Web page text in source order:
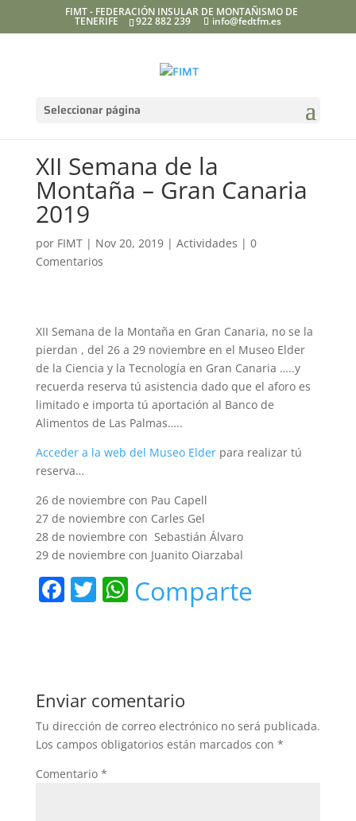
FIMT - FEDERACIÓN INSULAR DE MONTAÑISMO DE
TENERIFE 922 882 239 info@fedtfm.es
Seleccionar página
XII Semana de la
Montaña – Gran Canaria
2019
por FIMT| Nov 20, 2019| Actividades | 0
Comentarios
XII Semana de la Montaña en Gran Canaria, no se la
pierdan , del 26 a 29 noviembre en el Museo Elder
de la Ciencia y la Tecnología en Gran Canaria …..y
recuerda reserva tú asistencia dado que el aforo es
limitado e importa tú aportación al Banco de
Alimentos de Las Palmas…..
Acceder a la web del Museo Elderpara realizar tú
reserva…
26 de noviembre con Pau Capell
27 de noviembre con Carles Gel
28 de noviembre con Sebastián Álvaro
29 de noviembre con Juanito Oiarzabal
F
b
o
o
k
T W
A
p
p
Comparte
Enviar comentario
Tu dirección de correo electrónico no será publicada.
Los campos obligatorios están marcados con *
Comentario *